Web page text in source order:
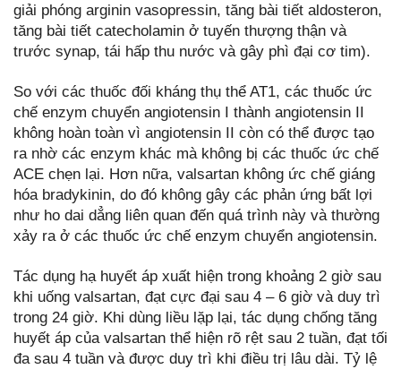
giải phóng arginin vasopressin, tăng bài tiết aldosteron,
tăng bài tiết catecholamin ở tuyến thượng thận và
trước synap, tái hấp thu nước và gây phì đại cơ tim).
So với các thuốc đối kháng thụ thể AT1, các thuốc ức
chế enzym chuyển angiotensin I thành angiotensin II
không hoàn toàn vì angiotensin II còn có thể được tạo
ra nhờ các enzym khác mà không bị các thuốc ức chế
ACE chẹn lại. Hơn nữa, valsartan không ức chế giáng
hóa bradykinin, do đó không gây các phản ứng bất lợi
như ho dai dẳng liên quan đến quá trình này và thường
xảy ra ở các thuốc ức chế enzym chuyển angiotensin.
Tác dụng hạ huyết áp xuất hiện trong khoảng 2 giờ sau
khi uống valsartan, đạt cực đại sau 4 – 6 giờ và duy trì
trong 24 giờ. Khi dùng liều lặp lại, tác dụng chống tăng
huyết áp của valsartan thể hiện rõ rệt sau 2 tuần, đạt tối
đa sau 4 tuần và được duy trì khi điều trị lâu dài. Tỷ lệ